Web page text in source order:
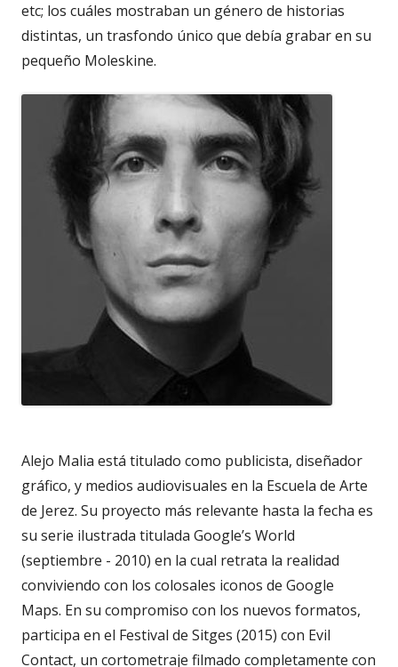
etc; los cuáles mostraban un género de historias
distintas, un trasfondo único que debía grabar en su
pequeño Moleskine.
Alejo Malia está titulado como publicista, diseñador
gráfico, y medios audiovisuales en la Escuela de Arte
de Jerez. Su proyecto más relevante hasta la fecha es
su serie ilustrada titulada Google’s World
(septiembre - 2010) en la cual retrata la realidad
conviviendo con los colosales iconos de Google
Maps. En su compromiso con los nuevos formatos,
participa en el Festival de Sitges (2015) con Evil
Contact, un cortometraje filmado completamente con